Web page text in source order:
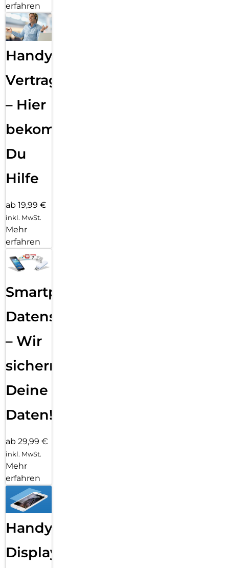
erfahren
Handy
Vertragsabwicklung
– Hier
bekommst
Du
Hilfe
ab 19,99 €
inkl. MwSt.
Mehr
erfahren
Smartphone
Datensicherung
– Wir
sichern
Deine
Daten!
ab 29,99 €
inkl. MwSt.
Mehr
erfahren
Handy
Displayfolie